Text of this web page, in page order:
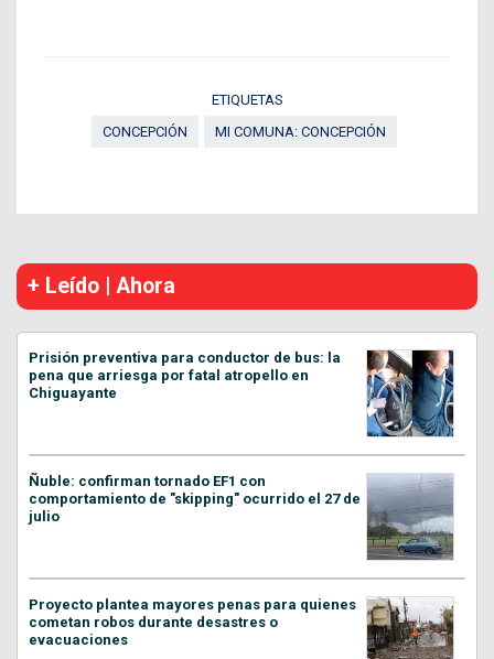
ETIQUETAS
CONCEPCIÓN
MI COMUNA: CONCEPCIÓN
+ Leído | Ahora
Prisión preventiva para conductor de bus: la
pena que arriesga por fatal atropello en
Chiguayante
Ñuble: confirman tornado EF1 con
comportamiento de "skipping" ocurrido el 27 de
julio
Proyecto plantea mayores penas para quienes
cometan robos durante desastres o
evacuaciones